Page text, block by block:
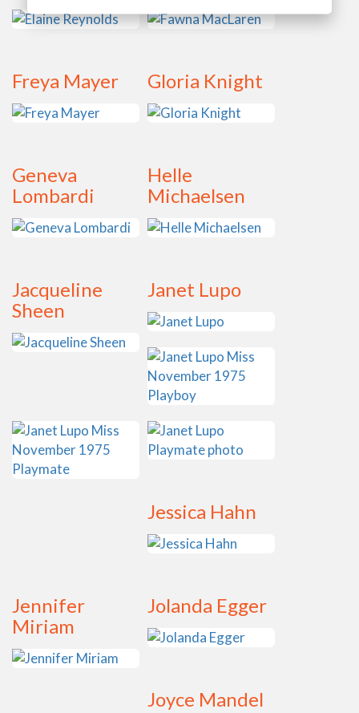
Freya Mayer Gloria Knight
Geneva
Lombardi
Helle
Michaelsen
Jacqueline
Sheen
Janet Lupo
Jessica Hahn
Jennifer
Miriam
Jolanda Egger
Joyce Mandel